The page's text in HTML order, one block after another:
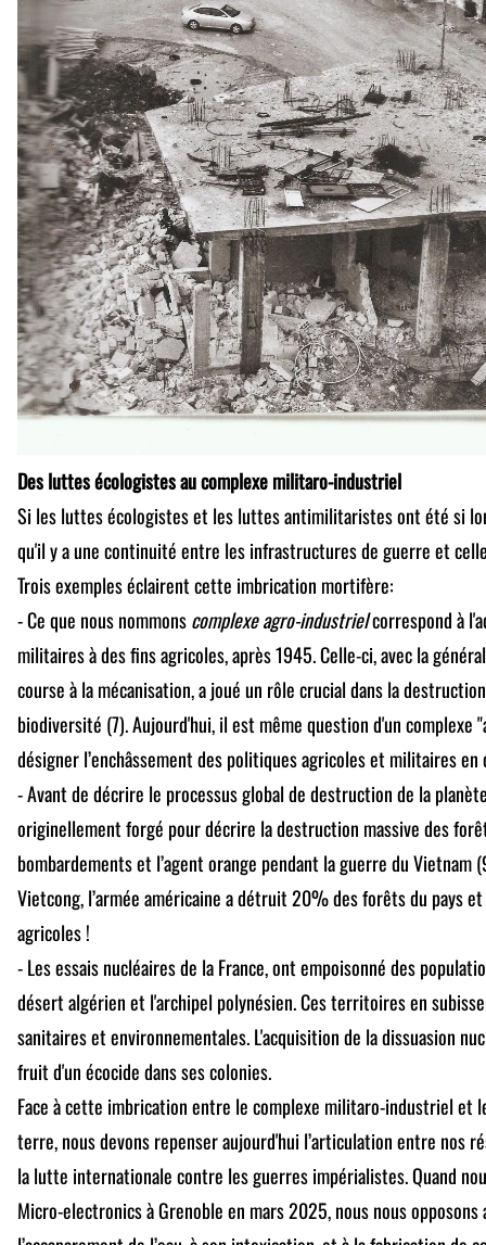
Des luttes écologistes au complexe militaro-industriel
Si les luttes écologistes et les luttes antimilitaristes ont été si
qu'il y a une continuité entre les infrastructures de guerre et
Trois exemples éclairent cette imbrication mortifère:
- Ce que nous nommonscomplexe agro-industrielcorrespond à
militaires à des fins agricoles, après 1945. Celle-ci, avec la
course à la mécanisation, a joué un rôle crucial dans la
biodiversité (7). Aujourd'hui, il est même question d'un
désigner l’enchâssement des politiques agricoles et militaires
- Avant de décrire le processus global de destruction de la
originellement forgé pour décrire la destruction massive des
bombardements et l’agent orange pendant la guerre du Vietnam
Vietcong, l’armée américaine a détruit 20% des forêts du pays
agricoles !
- Les essais nucléaires de la France, ont empoisonné des
désert algérien et l'archipel polynésien. Ces territoires en
sanitaires et environnementales. L'acquisition de la dissuasion
fruit d'un écocide dans ses colonies.
Face à cette imbrication entre le complexe militaro-industriel et
terre, nous devons repenser aujourd'hui l’articulation entre nos
la lutte internationale contre les guerres impérialistes. Quand
Micro-electronics à Grenoble en mars 2025, nous nous opposons